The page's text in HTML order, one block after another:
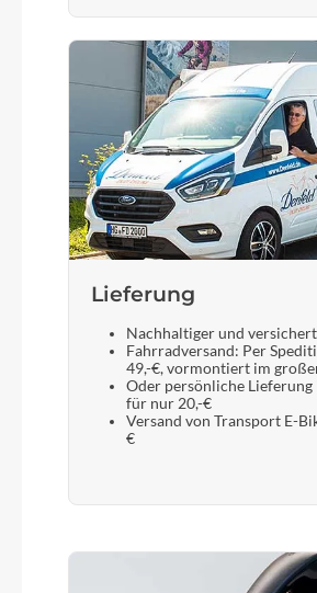
Lieferung
Nachhaltiger und
Fahrradversand: Per
49,-€, vormontiert im
Oder persönliche Lieferung
für nur 20,-€
Versand von Transport E-
€